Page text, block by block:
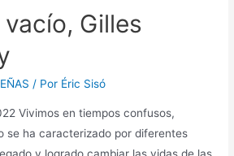
Gilles
/ Por Éric Sisó
Vivimos en tiempos confusos,
se ha caracterizado por diferentes